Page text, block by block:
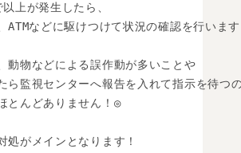
上が発生したら、
などに駆けつけて状況の確認を行いま
動物などによる誤作動が多いことや
ら監視センターへ報告を入れて指示を待つ
とんどありません！◎
処がメインとなります！